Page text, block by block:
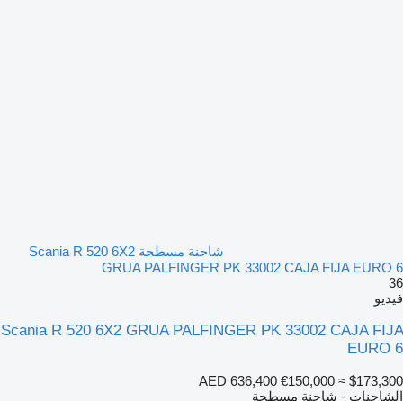
شاحنة مسطحة Scania R 520 6X2
GRUA PALFINGER PK 33002 CAJA FIJA EURO 6
36
فيديو
Scania R 520 6X2 GRUA PALFINGER PK 33002 CAJA FIJA
EURO 6
AED 636,400 €150,000 ≈ $173,300
الشاحنات - شاحنة مسطحة